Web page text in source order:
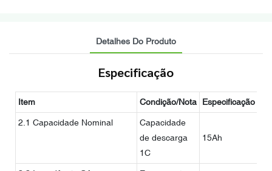
Detalhes Do Produto
Especificação
Item Condição/Nota Especificação
2.1 Capacidade Nominal
Capacidade
de descarga
1C
15Ah